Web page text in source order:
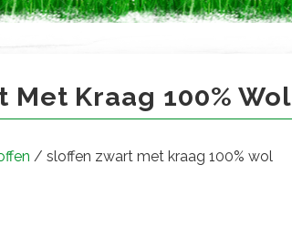
Kraag 100% Wol
/ sloffen zwart met kraag 100% wol